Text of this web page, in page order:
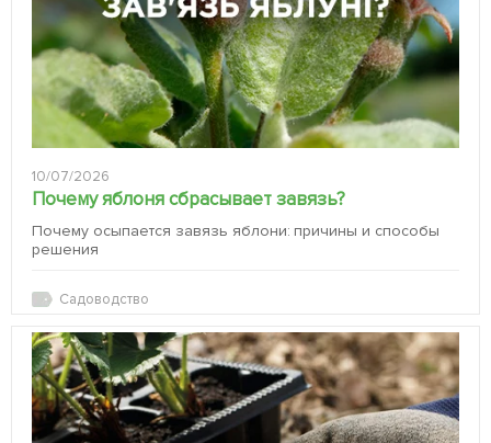
10/07/2026
Почему яблоня сбрасывает завязь?
Почему осыпается завязь яблони: причины и способы
решения
Садоводство